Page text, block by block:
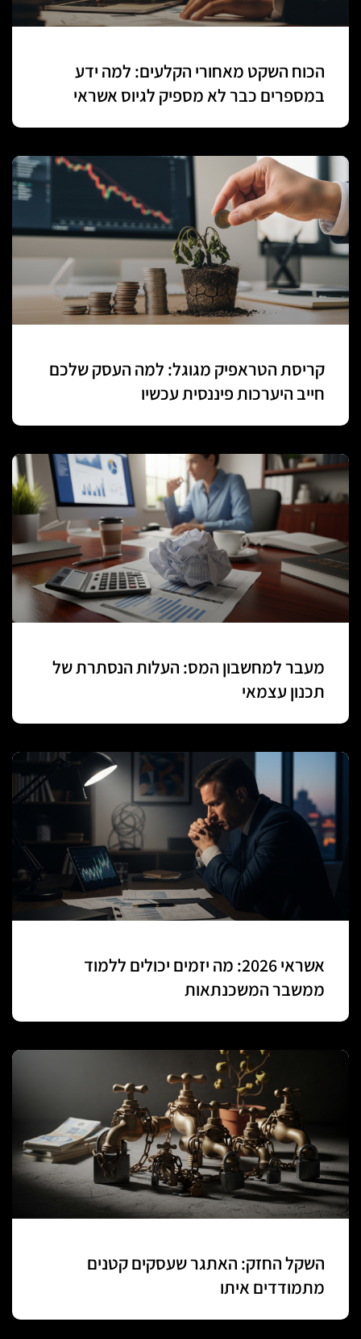
הכוח השקט מאחורי הקלעים: למה ידע
במספרים כבר לא מספיק לגיוס אשראי
קריסת הטראפיק מגוגל: למה העסק שלכם
חייב היערכות פיננסית עכשיו
מעבר למחשבון המס: העלות הנסתרת של
תכנון עצמאי
אשראי 2026: מה יזמים יכולים ללמוד
ממשבר המשכנתאות
השקל החזק: האתגר שעסקים קטנים
מתמודדים איתו